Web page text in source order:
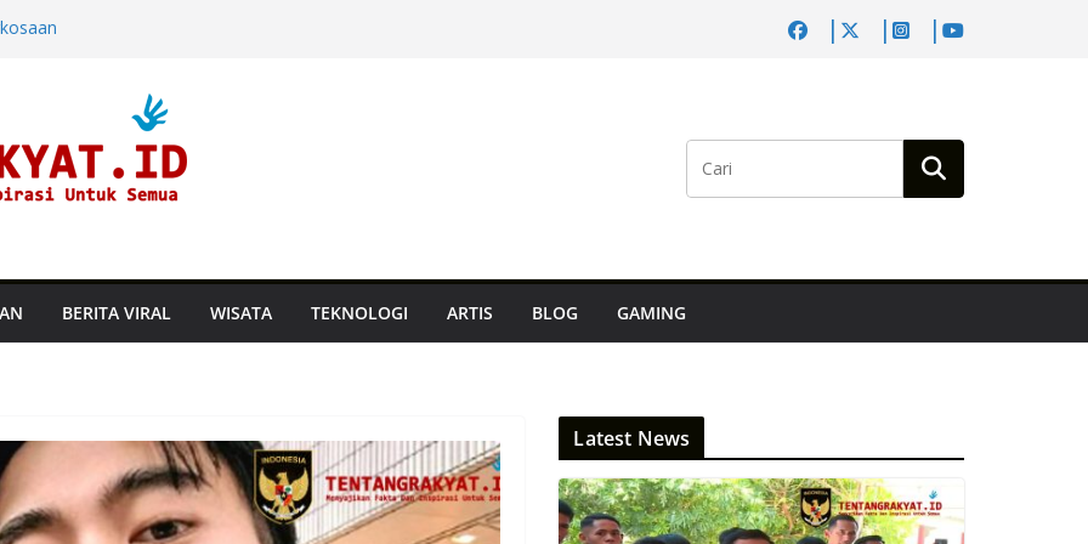
dan
di Hayam
Perusahaan
BERITA VIRAL WISATA TEKNOLOGI ARTIS BLOG GAMING
Latest News